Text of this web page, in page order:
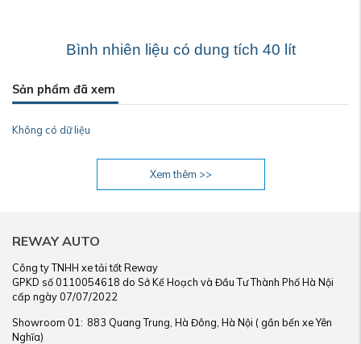
Bình nhiên liệu có dung tích 40 lít
Sản phẩm đã xem
Không có dữ liệu
Xem thêm >>
REWAY AUTO
Công ty TNHH xe tải tốt Reway
GPKD số 0110054618 do Sở Kế Hoạch và Đầu Tư Thành Phố Hà Nội
cấp ngày 07/07/2022
Showroom 01: 883 Quang Trung, Hà Đông, Hà Nội ( gần bến xe Yên
Nghĩa)